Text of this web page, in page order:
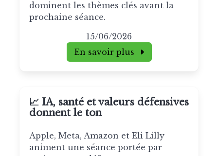
dominent les thèmes clés avant la
prochaine séance.
15/06/2026
En savoir plus
📈 IA, santé et valeurs défensives
donnent le ton
Apple, Meta, Amazon et Eli Lilly
animent une séance portée par